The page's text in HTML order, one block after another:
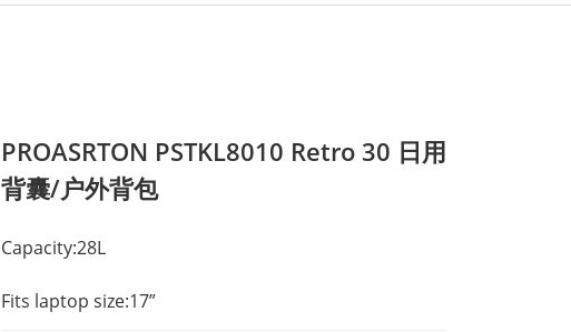
PROASRTON PSTKL8010 Retro 30 日用
背囊/户外背包
Capacity:28L
Fits laptop size:17”